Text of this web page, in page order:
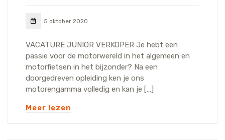
5 oktober 2020
VACATURE JUNIOR VERKOPER Je hebt een
passie voor de motorwereld in het algemeen en
motorfietsen in het bijzonder? Na een
doorgedreven opleiding ken je ons
motorengamma volledig en kan je […]
Meer lezen